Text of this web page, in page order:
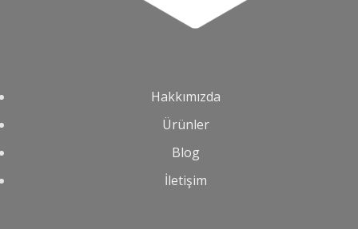
Hakkımızda
Ürünler
Blog
İletişim